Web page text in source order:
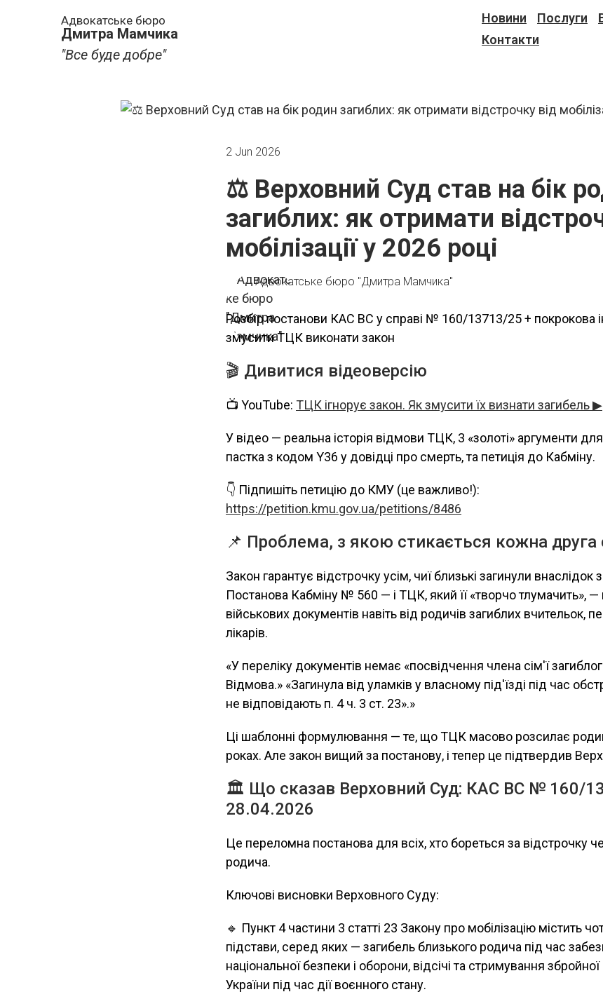
Адвокатське бюро
Дмитра Мамчика
"Все буде добре"
Новини Послуги
Контакти
2 Jun 2026
⚖️ Верховний Суд став на бік
загиблих: як отримати
мобілізації у 2026 році
Адвокатське бюро "Дмитра Мамчика"
Розбір постанови КАС ВС у справі № 160/13713/25 + покрокова
змусити ТЦК виконати закон
🎬 Дивитися відеоверсію
📺 YouTube: ТЦК ігнорує закон. Як змусити їх визнати загибель ▶
У відео — реальна історія відмови ТЦК, 3 «золоті» аргументи
пастка з кодом Y36 у довідці про смерть, та петиція до Кабміну.
👇 Підпишіть петицію до КМУ (це важливо!):
https://petition.kmu.gov.ua/petitions/8486
📌 Проблема, з якою стикається кожна друга
Закон гарантує відстрочку усім, чиї близькі загинули внаслідок
Постанова Кабміну № 560 — і ТЦК, який її «творчо тлумачить»,
військових документів навіть від родичів загиблих вчительок,
лікарів.
«У переліку документів немає «посвідчення члена сім'ї
Відмова.» «Загинула від уламків у власному під'їзді під час
не відповідають п. 4 ч. 3 ст. 23».»
Ці шаблонні формулювання — те, що ТЦК масово розсилає
роках. Але закон вищий за постанову, і тепер це підтвердив
🏛 Що сказав Верховний Суд: КАС ВС № 160/
28.04.2026
Це переломна постанова для всіх, хто бореться за відстрочку
родича.
Ключові висновки Верховного Суду:
🔹 Пункт 4 частини 3 статті 23 Закону про мобілізацію містить
підстави, серед яких — загибель близького родича під час
національної безпеки і оборони, відсічі та стримування збройної
України під час дії воєнного стану.